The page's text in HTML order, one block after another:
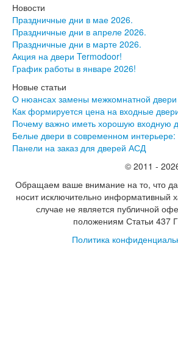
Скин
Тренд
Двери ВанМарк
Шпон текстурированный
Эмалекс
Эмаль
Серия Дебют
Серия Нео
Серия Симпл
Серия Синди
Серия Стефани
Серия Уно
Двери Верда
ПЭТ Верда
Коллекция дверей
Экошпон Верда
Новости
Праздничные дни в мае 2026.
Праздничные дни в апреле 2026.
Праздничные дни в марте 2026.
Акция на двери Termodoor!
График работы в январе 2026!
Новые статьи
О нюансах замены межкомнатной двери
Как формируется цена на входные
Почему важно иметь хорошую входную
Белые двери в современном интерьере:
Панели на заказ для дверей АСД
© 2011 -
Обращаем ваше внимание на то, что
носит исключительно информативный
случае не является публичной
положениям Статьи 437
Политика